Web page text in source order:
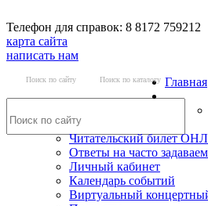
Телефон для справок: 8 8172 759212
карта сайта
написать нам
Поиск по сайту Поиск по каталогу Главная
Читательский билет
Ответы на часто
Личный кабинет
Календарь событий
Виртуальный